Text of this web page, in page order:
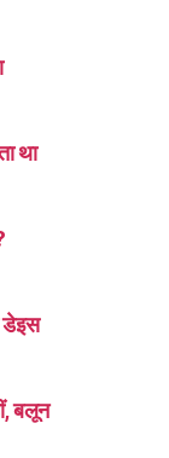
था
डेइस
बलून